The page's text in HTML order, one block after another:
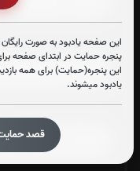
این صفحه یادبود به صورت
پنجره حمایت در ابتدای صفحه
این پنجره(حمایت) برای همه
یادبود میشوند.
قصد